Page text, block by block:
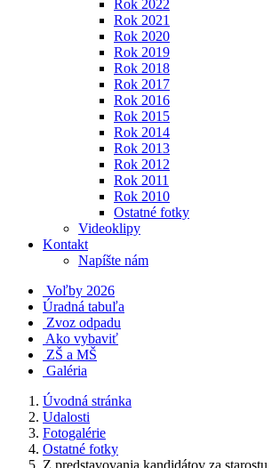
Rok 2022
Rok 2021
Rok 2020
Rok 2019
Rok 2018
Rok 2017
Rok 2016
Rok 2015
Rok 2014
Rok 2013
Rok 2012
Rok 2011
Rok 2010
Ostatné fotky
Videoklipy
Kontakt
Napíšte nám
Voľby 2026
Úradná tabuľa
Zvoz odpadu
Ako vybaviť
ZŠ a MŠ
Galéria
Úvodná stránka
Udalosti
Fotogalérie
Ostatné fotky
Z predstavovania kandidátov za starostu...